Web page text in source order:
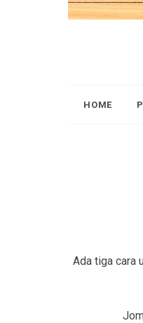
HOME
Ada tiga cara